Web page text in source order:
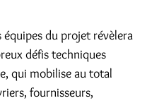
du projet révèlera
défis techniques
qui mobilise au total
fournisseurs,